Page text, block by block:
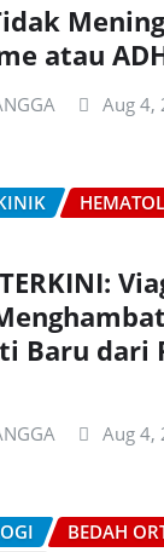
atau
Aug 4,
Baru dari
Aug 4,
BEDAH